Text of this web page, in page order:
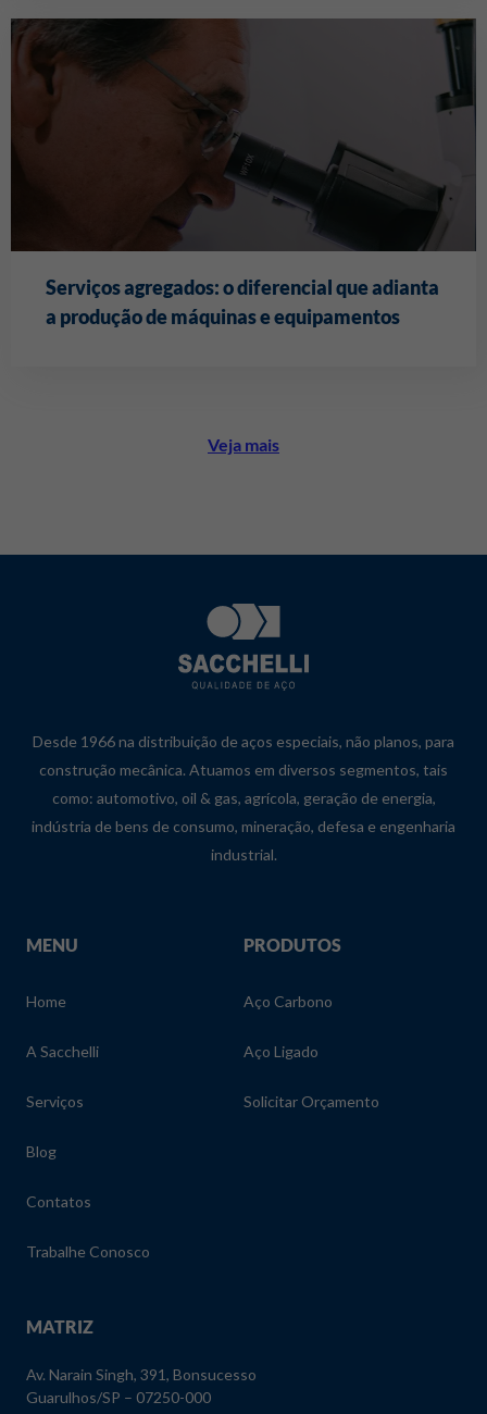
Serviços agregados: o diferencial que adianta
a produção de máquinas e equipamentos
Veja mais
Desde 1966 na distribuição de aços especiais, não planos, para
construção mecânica. Atuamos em diversos segmentos, tais
como: automotivo, oil & gas, agrícola, geração de energia,
indústria de bens de consumo, mineração, defesa e engenharia
industrial.
MENU
Home
A Sacchelli
Serviços
Blog
Contatos
Trabalhe Conosco
PRODUTOS
Aço Carbono
Aço Ligado
Solicitar Orçamento
MATRIZ
Av. Narain Singh, 391, Bonsucesso
Guarulhos/SP – 07250-000